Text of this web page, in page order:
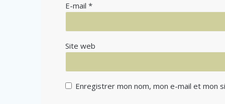
E-mail*
Site web
Enregistrer mon nom, mon e-mail et mon